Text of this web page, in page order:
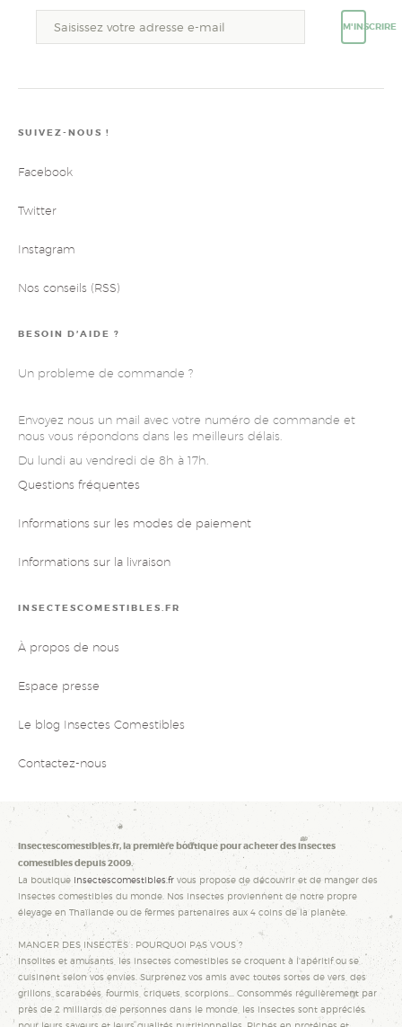
M'INSCRIRE
SUIVEZ-NOUS !
Facebook
Twitter
Instagram
Nos conseils (RSS)
BESOIN D’AIDE ?
Un probleme de commande ?
Envoyez nous un mail avec votre numéro de commande et
nous vous répondons dans les meilleurs délais.
Du lundi au vendredi de 8h à 17h.
Questions fréquentes
Informations sur les modes de paiement
Informations sur la livraison
INSECTESCOMESTIBLES.FR
À propos de nous
Espace presse
Le blog Insectes Comestibles
Contactez-nous
Insectescomestibles.fr, la première boutique pour acheter des insectes
comestibles depuis 2009.
La boutique Insectescomestibles.fr vous propose de découvrir et de manger des
insectes comestibles du monde. Nos insectes proviennent de notre propre
élevage en Thaïlande ou de fermes partenaires aux 4 coins de la planète.
MANGER DES INSECTES : POURQUOI PAS VOUS ?
Insolites et amusants, les insectes comestibles se croquent à l'apéritif ou se
cuisinent selon vos envies. Surprenez vos amis avec toutes sortes de vers, des
grillons, scarabées, fourmis, criquets, scorpions... Consommés régulièrement par
près de 2 milliards de personnes dans le monde, les insectes sont appréciés
pour leurs saveurs et leurs qualités nutritionnelles. Riches en protéines et